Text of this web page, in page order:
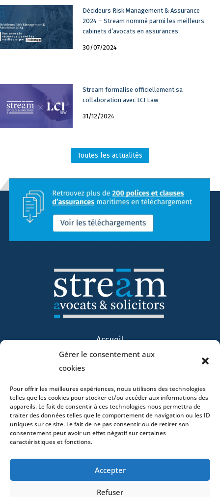
Gérer le consentement aux
cookies
Pour offrir les meilleures expériences, nous utilisons des technologies
telles que les cookies pour stocker et/ou accéder aux informations des
appareils. Le fait de consentir à ces technologies nous permettra de
traiter des données telles que le comportement de navigation ou les ID
uniques sur ce site. Le fait de ne pas consentir ou de retirer son
consentement peut avoir un effet négatif sur certaines
caractéristiques et fonctions.
Accepter
Refuser
Décideurs Risk Management & Assurance
2024 – Stream nommé parmi les meilleurs
cabinets d’avocats en assurances
30/07/2024
Stream formalise officiellement sa
collaboration avec LCI Law
31/12/2024
Toutes les actualités
Accueil
ADN
Bureaux
Avocats
Actualités
Contact
- 4 square Édouard VII – 75009 Paris – France –